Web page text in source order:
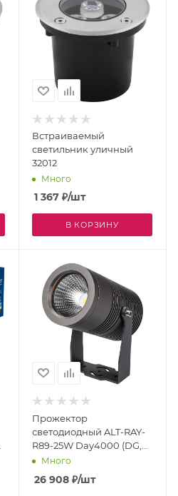
Встраиваемый
светильник уличный
32012
Много
1 367₽/шт
В КОРЗИНУ
Прожектор
светодиодный ALT-RAY-
R89-25W Day4000 (DG,
24 deg, 230V) (Arlight,
IP67 Металл, 3 года)
029699
Много
26 908₽/шт